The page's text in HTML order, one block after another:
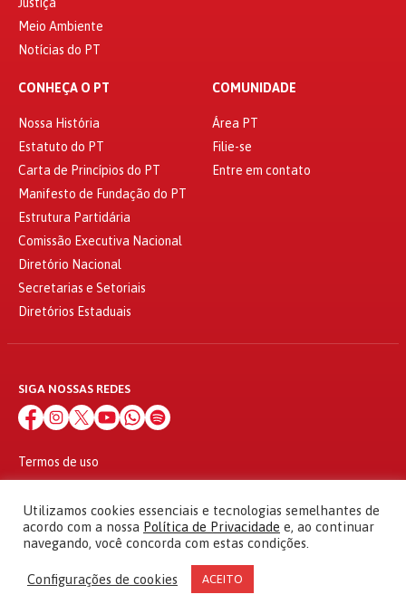
Meio Ambiente
Notícias do PT
CONHEÇA O PT
Nossa História
Estatuto do PT
Carta de Princípios do PT
Manifesto de Fundação do PT
Estrutura Partidária
Comissão Executiva Nacional
Diretório Nacional
Secretarias e Setoriais
Diretórios Estaduais
COMUNIDADE
Área PT
Filie-se
Entre em contato
SIGA NOSSAS REDES
Termos de uso
© 2010 - 2026
Partido dos Trabalhadores Todos os direitos reservados
Utilizamos cookies essenciais e tecnologias semelhantes de
acordo com a nossa Política de Privacidade e, ao continuar
navegando, você concorda com estas condições.
Configurações de cookies ACEITO